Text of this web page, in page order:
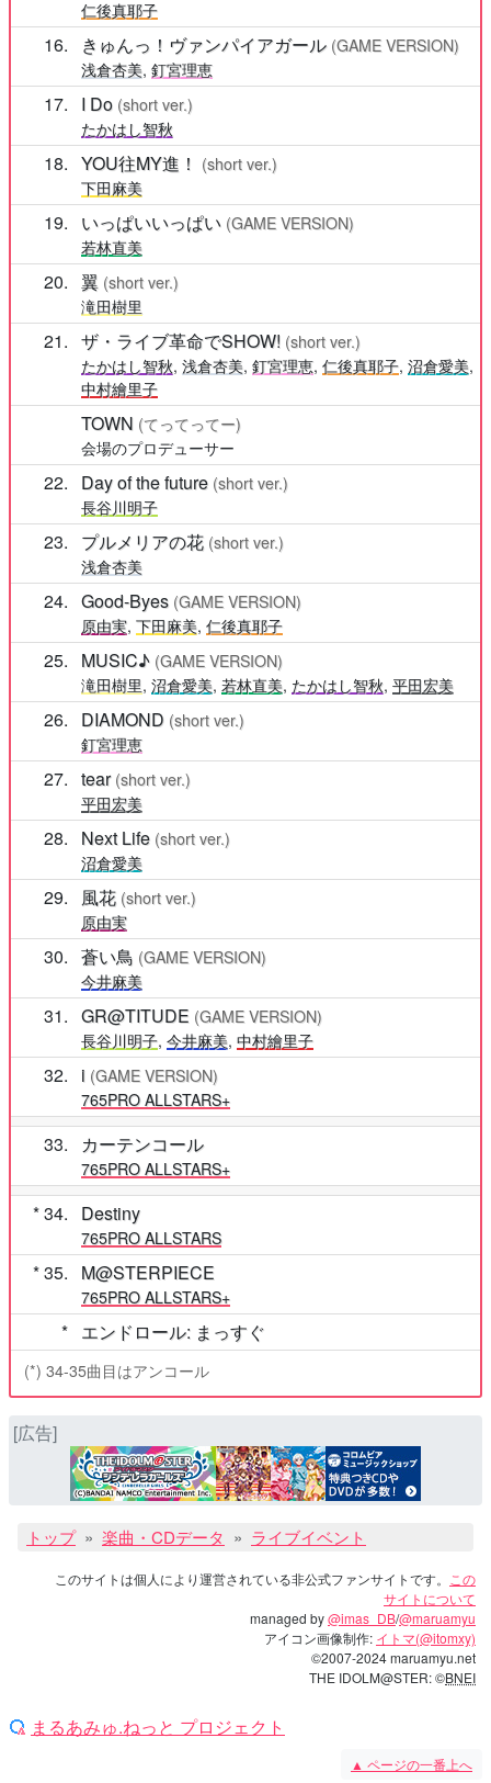
仁後真耶子
16 きゅんっ！ヴァンパイアガール (GAME VERSION)
浅倉杏美, 釘宮理恵
17 I Do (short ver.)
たかはし智秋
18 YOU往MY進！ (short ver.)
下田麻美
19 いっぱいいっぱい (GAME VERSION)
若林直美
20 翼 (short ver.)
滝田樹里
21 ザ・ライブ革命でSHOW! (short ver.)
たかはし智秋, 浅倉杏美, 釘宮理恵, 仁後真耶子, 沼倉愛美,
中村繪里子
TOWN (てってってー)
会場のプロデューサー
22 Day of the future (short ver.)
長谷川明子
23 プルメリアの花 (short ver.)
浅倉杏美
24 Good-Byes (GAME VERSION)
原由実, 下田麻美, 仁後真耶子
25 MUSIC♪ (GAME VERSION)
滝田樹里, 沼倉愛美, 若林直美, たかはし智秋, 平田宏美
26 DIAMOND (short ver.)
釘宮理恵
27 tear (short ver.)
平田宏美
28 Next Life (short ver.)
沼倉愛美
29 風花 (short ver.)
原由実
30 蒼い鳥 (GAME VERSION)
今井麻美
31 GR@TITUDE (GAME VERSION)
長谷川明子, 今井麻美, 中村繪里子
32 i (GAME VERSION)
765PRO ALLSTARS+
33 カーテンコール
765PRO ALLSTARS+
34 Destiny
765PRO ALLSTARS
35 M@STERPIECE
765PRO ALLSTARS+
エンドロール: まっすぐ
(*) 34-35曲目はアンコール
[広告]
トップ 楽曲・CDデータ ライブイベント
このサイトは個人により運営されている非公式ファンサイトです。
この
サイトについて
managed by@imas_DB/@maruamyu
アイコン画像制作: イトマ(@itomxy)
©2007-2024 maruamyu.net
THE IDOLM@STER: ©BNEI
まるあみゅ.ねっと プロジェクト
▲ ページの一番上へ